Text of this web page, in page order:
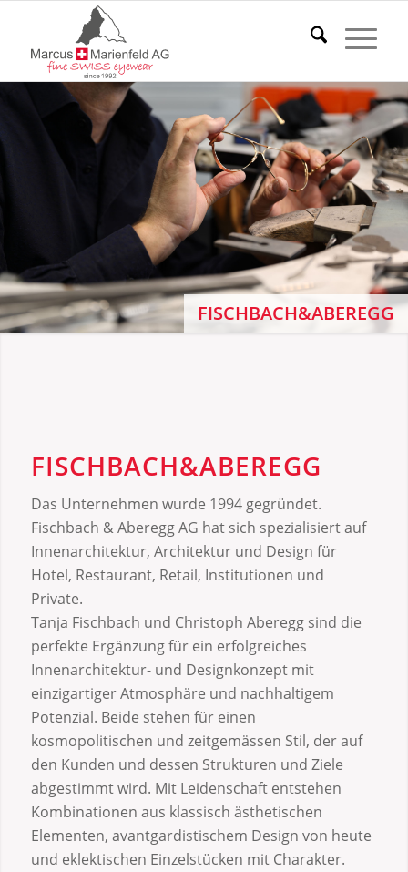
FISCHBACH&ABEREGG
FISCHBACH&ABEREGG
Das Unternehmen wurde 1994 gegründet.
Fischbach & Aberegg AG hat sich spezialisiert auf
Innenarchitektur, Architektur und Design für
Hotel, Restaurant, Retail, Institutionen und
Private.
Tanja Fischbach und Christoph Aberegg sind die
perfekte Ergänzung für ein erfolgreiches
Innenarchitektur- und Designkonzept mit
einzigartiger Atmosphäre und nachhaltigem
Potenzial. Beide stehen für einen
kosmopolitischen und zeitgemässen Stil, der auf
den Kunden und dessen Strukturen und Ziele
abgestimmt wird. Mit Leidenschaft entstehen
Kombinationen aus klassisch ästhetischen
Elementen, avantgardistischem Design von heute
und eklektischen Einzelstücken mit Charakter.